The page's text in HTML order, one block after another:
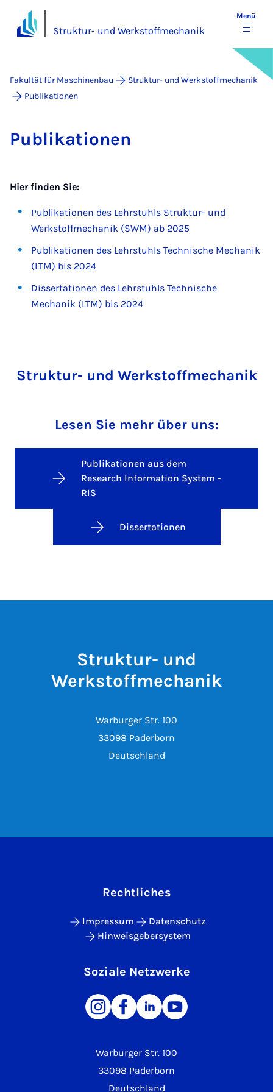
Struktur- und Werkstoffmechanik
Menü
Fakultät für Maschinenbau
Struk­tur- und Werkstoffmech­anik
Publikationen
Pu­bli­ka­ti­o­nen
Hier finden Sie:
Publikationen des Lehrstuhls Struktur- und
Werkstoffmechanik (SWM) ab 2025
Publikationen des Lehrstuhls Technische Mechanik
(LTM) bis 2024
Dissertationen des Lehrstuhls Technische
Mechanik (LTM) bis 2024
Struktur- und Werkstoffmechanik
Lesen Sie mehr über uns:
Publikationen aus dem
Research Information System -
RIS
Dissertationen
Struktur- und
Werkstoffmechanik
Warburger Str. 100
33098 Paderborn
Deutschland
Warburger Str. 100
33098 Paderborn
Deutschland
Rechtliches
Impressum
Datenschutz
Hinweisgebersystem
Soziale Netzwerke